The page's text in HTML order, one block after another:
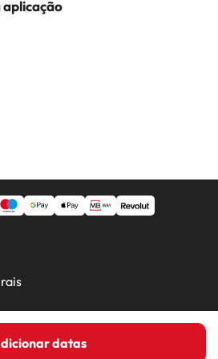
datas
aplicação
- Viajes Para Ti S.L.U